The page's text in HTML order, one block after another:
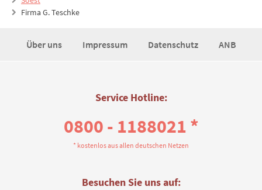
Firma G. Teschke
Über uns Impressum Datenschutz ANB
Service Hotline:
0800 - 1188021 *
* kostenlos aus allen deutschen Netzen
Besuchen Sie uns auf: